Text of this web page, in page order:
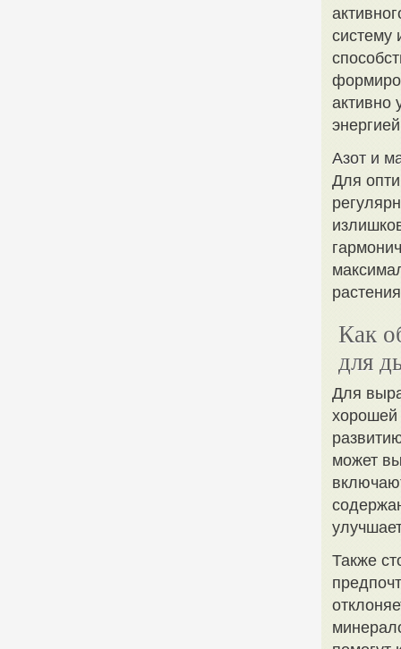
систему
активно
Азот и
Для
Как
для
Для
хорошей
может
Также